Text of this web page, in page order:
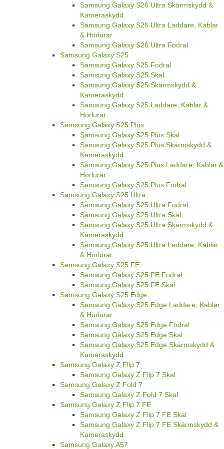
Samsung Galaxy S26 Ultra Skärmskydd &
Kameraskydd
Samsung Galaxy S26 Ultra Laddare, Kablar
& Hörlurar
Samsung Galaxy S26 Ultra Fodral
Samsung Galaxy S25
Samsung Galaxy S25 Fodral
Samsung Galaxy S25 Skal
Samsung Galaxy S25 Skärmskydd &
Kameraskydd
Samsung Galaxy S25 Laddare, Kablar &
Hörlurar
Samsung Galaxy S25 Plus
Samsung Galaxy S25 Plus Skal
Samsung Galaxy S25 Plus Skärmskydd &
Kameraskydd
Samsung Galaxy S25 Plus Laddare, Kablar &
Hörlurar
Samsung Galaxy S25 Plus Fodral
Samsung Galaxy S25 Ultra
Samsung Galaxy S25 Ultra Fodral
Samsung Galaxy S25 Ultra Skal
Samsung Galaxy S25 Ultra Skärmskydd &
Kameraskydd
Samsung Galaxy S25 Ultra Laddare, Kablar
& Hörlurar
Samsung Galaxy S25 FE
Samsung Galaxy S25 FE Fodral
Samsung Galaxy S25 FE Skal
Samsung Galaxy S25 Edge
Samsung Galaxy S25 Edge Laddare, Kablar
& Hörlurar
Samsung Galaxy S25 Edge Fodral
Samsung Galaxy S25 Edge Skal
Samsung Galaxy S25 Edge Skärmskydd &
Kameraskydd
Samsung Galaxy Z Flip 7
Samsung Galaxy Z Flip 7 Skal
Samsung Galaxy Z Fold 7
Samsung Galaxy Z Fold 7 Skal
Samsung Galaxy Z Flip 7 FE
Samsung Galaxy Z Flip 7 FE Skal
Samsung Galaxy Z Flip 7 FE Skärmskydd &
Kameraskydd
Samsung Galaxy A57